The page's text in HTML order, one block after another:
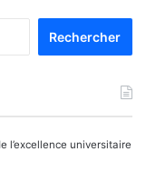
l’excellence universitaire